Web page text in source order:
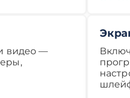
видео —